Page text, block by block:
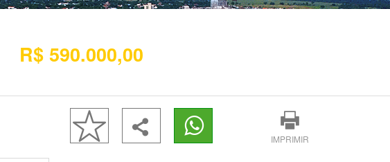
R$ 590.000,00
IMPRIMIR